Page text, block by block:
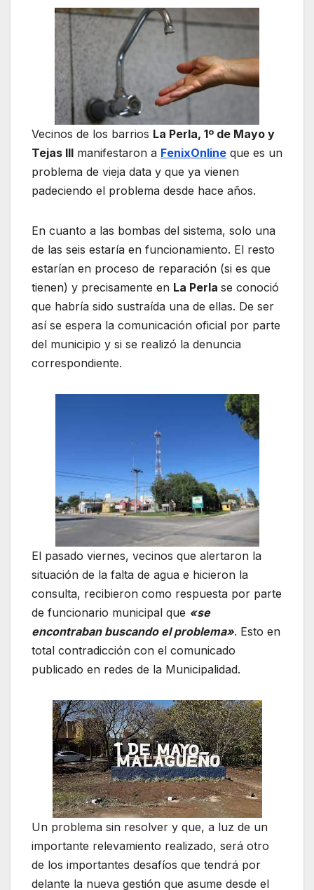
Vecinos de los barrios La Perla, 1º de Mayo y
Tejas III manifestaron a FenixOnline que es un
problema de vieja data y que ya vienen
padeciendo el problema desde hace años.
En cuanto a las bombas del sistema, solo una
de las seis estaría en funcionamiento. El resto
estarían en proceso de reparación (si es que
tienen) y precisamente en La Perla se conoció
que habría sido sustraída una de ellas. De ser
así se espera la comunicación oficial por parte
del municipio y si se realizó la denuncia
correspondiente.
El pasado viernes, vecinos que alertaron la
situación de la falta de agua e hicieron la
consulta, recibieron como respuesta por parte
de funcionario municipal que «se
encontraban buscando el problema». Esto en
total contradicción con el comunicado
publicado en redes de la Municipalidad.
Un problema sin resolver y que, a luz de un
importante relevamiento realizado, será otro
de los importantes desafíos que tendrá por
delante la nueva gestión que asume desde el